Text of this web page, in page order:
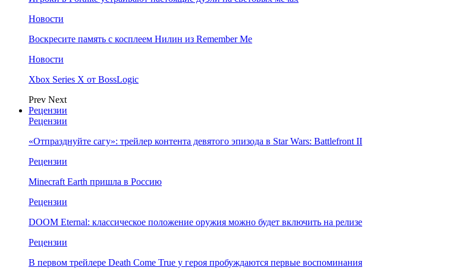
Новости
Воскресите память с косплеем Нилин из Remember Me
Новости
Xbox Series X от BossLogic
Prev Next
Рецензии
Рецензии
«Отпразднуйте сагу»: трейлер контента девятого эпизода в Star Wars: Battlefront II
Рецензии
Minecraft Earth пришла в Россию
Рецензии
DOOM Eternal: классическое положение оружия можно будет включить на релизе
Рецензии
В первом трейлере Death Come True у героя пробуждаются первые воспоминания